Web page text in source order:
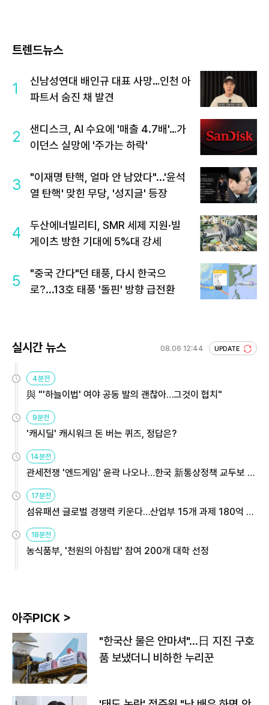
트렌드뉴스
1
신남성연대 배인규 대표 사망…인천 아
파트서 숨진 채 발견
2
샌디스크, AI 수요에 '매출 4.7배'…가
이던스 실망에 '주가는 하락'
3
"이재명 탄핵, 얼마 안 남았다"...'윤석
열 탄핵' 맞힌 무당, '성지글' 등장
4
두산에너빌리티, SMR 세제 지원·빌
게이츠 방한 기대에 5%대 강세
5
"중국 간다"던 태풍, 다시 한국으
로?...13호 태풍 '돌핀' 방향 급전환
실시간 뉴스 08.06 12:44 UPDATE
4분전
與 "'하늘이법' 여야 공동 발의 괜찮아…그것이 협치"
9분전
'캐시딜' 캐시워크 돈 버는 퀴즈, 정답은?
14분전
관세전쟁 '엔드게임' 윤곽 나오나…한국 新통상정책 교두보 활
17분전
섬유패션 글로벌 경쟁력 키운다…산업부 15개 과제 180억 지
18분전
농식품부, '천원의 아침밥' 참여 200개 대학 선정
아주PICK >
"한국산 물은 안마셔"…日 지진 구호
품 보냈더니 비하한 누리꾼